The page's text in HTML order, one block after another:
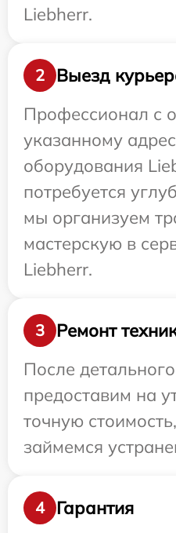
Liebherr.
2
Выезд
Профессионал с
указанному
оборудования
потребуется
мы организуем
мастерскую в
Liebherr.
3
Ремонт
После
предоставим на
точную
займемся
4 Гарантия